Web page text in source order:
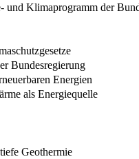
und Klimaprogramm der
Bundesregierung
Energien
als Energiequelle
Geothermie